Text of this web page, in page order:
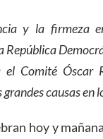
y la firmeza
República
el Comité
causas en
hoy y